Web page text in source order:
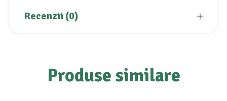
Recenzii (0)
Produse similare